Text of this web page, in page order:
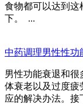
食物都可以达到这
下。 ...
中药调理男性性功
男性功能衰退和
体衰老以及过度疲
应的解决办法。接